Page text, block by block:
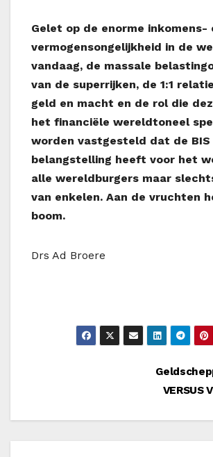
Gelet op de enorme inkomens-
vermogensongelijkheid in de
vandaag, de massale
van de superrijken, de 1:1
geld en macht en de rol die
het financiële wereldtoneel
worden vastgesteld dat de BIS
belangstelling heeft voor het
alle wereldburgers maar
van enkelen. Aan de vruchten
boom.
Drs Ad Broere
VERSUS